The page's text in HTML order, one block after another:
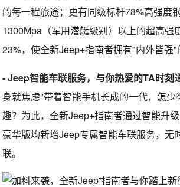
的每一程旅途；更有同级标杆78%高强度
1300Mpa（军用潜艇级别）以上的超高强
23%，使全新Jeep+指南者拥有"内外皆强"
- Jeep智能车联服务，与你热爱的TA时刻
身就焦虑"带着智能手机长成的一代，怎少
趣？为此，全新Jeep+指南者通过智能升
豪华版均新增Jeep专属智能车联服务，无
联。